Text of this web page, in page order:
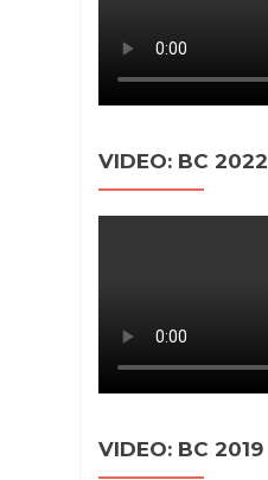
VIDEO: BC 2022
VIDEO: BC 2019